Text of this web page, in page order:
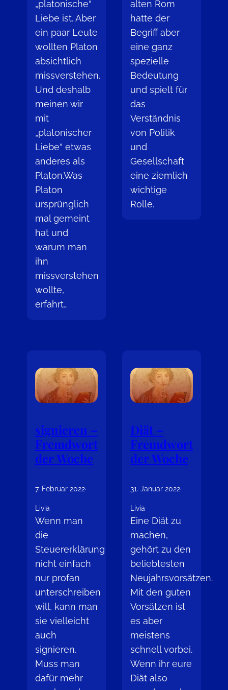
„platonische“
Liebe ist. Aber
ein paar Leute
wollten Platon
absichtlich
missverstehen.
Und deshalb
meinen wir
mit
„platonischer
Liebe“ etwas
anderes als
Platon.Was
Platon
ursprünglich
mal gemeint
hat und
warum man
ihn
missverstehen
wollte,
erfahrt…
alten Rom
hatte der
Begriff aber
eine ganz
spezielle
Bedeutung
und spielt für
das
Verständnis
von Politik
und
Gesellschaft
eine ziemlich
wichtige
Rolle.
signieren –
Fremdwort
der Woche
7. Februar 2022·
Livia
Wenn man
die
Steuererklärung
nicht einfach
nur profan
unterschreiben
will, kann man
sie vielleicht
auch
signieren.
Muss man
dafür mehr
Diät –
Fremdwort
der Woche
31. Januar 2022·
Livia
Eine Diät zu
machen,
gehört zu den
beliebtesten
Neujahrsvorsätzen.
Mit den guten
Vorsätzen ist
es aber
meistens
schnell vorbei.
Wenn ihr eure
Diät also